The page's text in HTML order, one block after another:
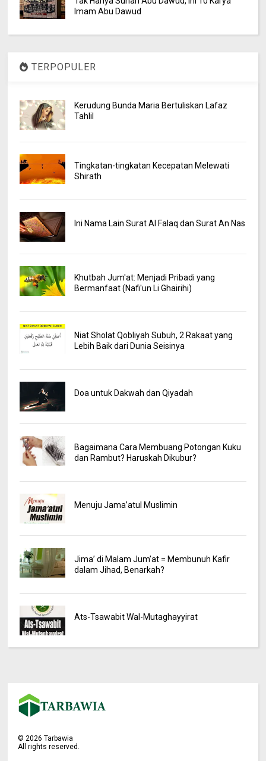
Imam Abu Dawud
TERPOPULER
Kerudung Bunda Maria Bertuliskan Lafaz
Tahlil
Tingkatan-tingkatan Kecepatan Melewati
Shirath
Ini Nama Lain Surat Al Falaq dan Surat An Nas
Khutbah Jum'at: Menjadi Pribadi yang
Bermanfaat (Nafi'un Li Ghairihi)
Niat Sholat Qobliyah Subuh, 2 Rakaat yang
Lebih Baik dari Dunia Seisinya
Doa untuk Dakwah dan Qiyadah
Bagaimana Cara Membuang Potongan Kuku
dan Rambut? Haruskah Dikubur?
Menuju Jama’atul Muslimin
Jima’ di Malam Jum’at = Membunuh Kafir
dalam Jihad, Benarkah?
Ats-Tsawabit Wal-Mutaghayyirat
©2026 Tarbawia
All rights reserved.